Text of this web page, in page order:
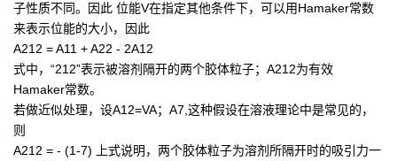
子性质不同。因此 位能V在指定其他条件下，可以用Hamaker常数
来表示位能的大小，因此
A212 = A11 + A22 - 2A12
式中，“212”表示被溶剂隔开的两个胶体粒子；A212为有效
Hamaker常数。
若做近似处理，设A12=VA；A7,这种假设在溶液理论中是常见的，
则
A212 = - (1-7) 上式说明，两个胶体粒子为溶剂所隔开时的吸引力一